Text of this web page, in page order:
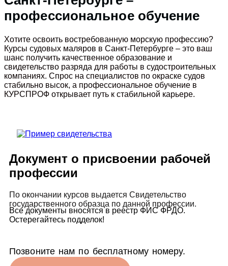
профессиональное обучение
Хотите освоить востребованную морскую профессию?
Курсы судовых маляров в Санкт-Петербурге – это ваш
шанс получить качественное образование и
свидетельство разряда для работы в судостроительных
компаниях. Спрос на специалистов по окраске судов
стабильно высок, а профессиональное обучение в
КУРСПРОФ открывает путь к стабильной карьере.
Документ о присвоении рабочей
профессии
По окончании курсов выдается Свидетельство
государственного образца по данной профессии.
Все документы вносятся в реестр ФИС ФРДО.
Остерегайтесь подделок!
Позвоните нам по бесплатному номеру.